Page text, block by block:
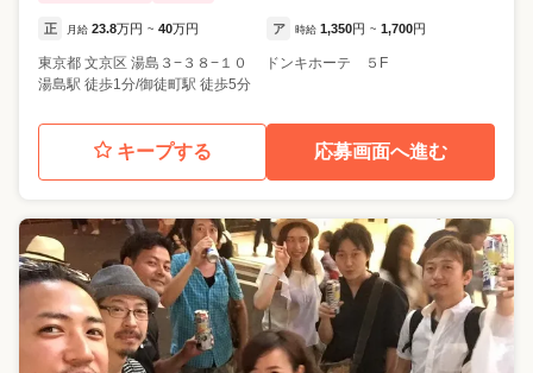
正 月給 23.8万円 ~ 40万円 ア 時給 1,350円 ~ 1,700円
東京都 文京区 湯島３−３８−１０ ドンキホーテ ５F
湯島駅 徒歩1分/御徒町駅 徒歩5分
キープする 応募画面へ進む